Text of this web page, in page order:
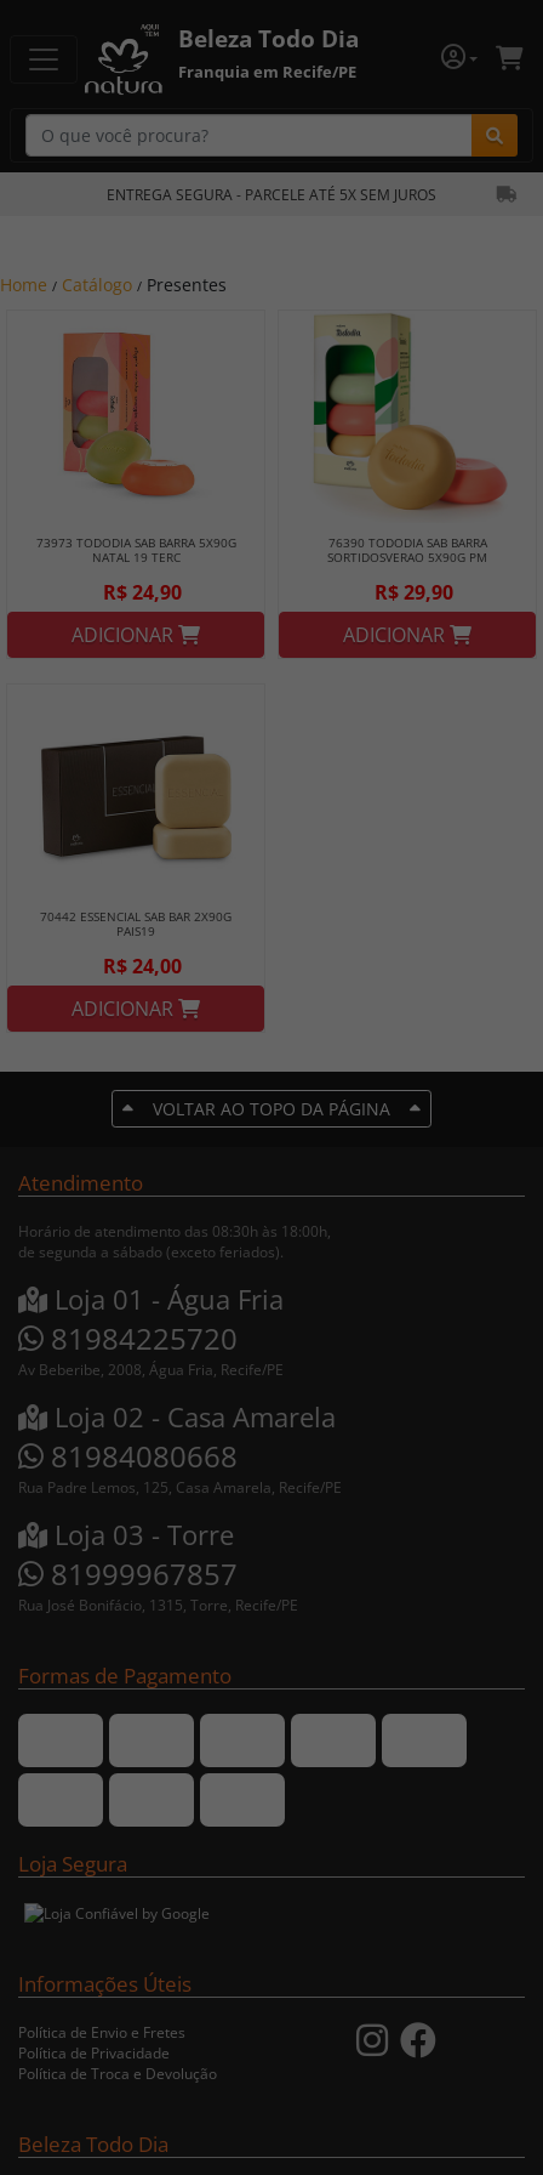
Beleza Todo Dia
Franquia em Recife/PE
ENTREGA SEGURA - PARCELE ATÉ 5X SEM JUROS
Home / Catálogo / Presentes
73973 TODODIA SAB BARRA 5X90G
NATAL 19 TERC
R$ 24,90
ADICIONAR
76390 TODODIA SAB BARRA
SORTIDOSVERAO 5X90G PM
R$ 29,90
ADICIONAR
70442 ESSENCIAL SAB BAR 2X90G
PAIS19
R$ 24,00
ADICIONAR
VOLTAR AO TOPO DA PÁGINA
Atendimento
Horário de atendimento das 08:30h às 18:00h,
de segunda a sábado (exceto feriados).
Loja 01 - Água Fria
81984225720
Av Beberibe, 2008, Água Fria, Recife/PE
Loja 02 - Casa Amarela
81984080668
Rua Padre Lemos, 125, Casa Amarela, Recife/PE
Loja 03 - Torre
81999967857
Rua José Bonifácio, 1315, Torre, Recife/PE
Formas de Pagamento
Loja Segura
Informações Úteis
Política de Envio e Fretes
Política de Privacidade
Política de Troca e Devolução
Beleza Todo Dia